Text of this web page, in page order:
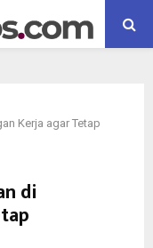
Kerja agar Tetap
di